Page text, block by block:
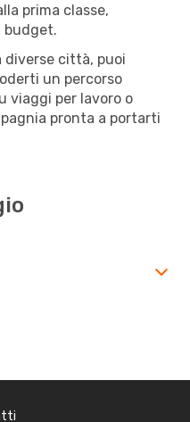
prima classe,
budget.
diverse città, puoi
un percorso
viaggi per lavoro o
pronta a portarti